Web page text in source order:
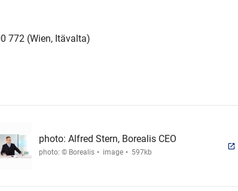
772 (Wien, Itävalta)
photo: Alfred Stern, Borealis CEO
photo: © Borealis . image . 597kb